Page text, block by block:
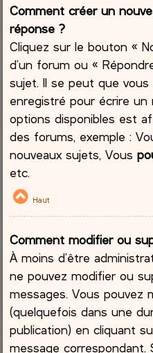
Comment créer un
réponse ?
Cliquez sur le bouton «
d’un forum ou «
sujet. Il se peut que vous
enregistré pour écrire un
options disponibles est
des forums, exemple :
nouveaux sujets, Vous
etc.
Haut
Comment modifier ou
À moins d’être
ne pouvez modifier ou
messages. Vous pouvez
(quelquefois dans une
publication) en cliquant
message correspondant.